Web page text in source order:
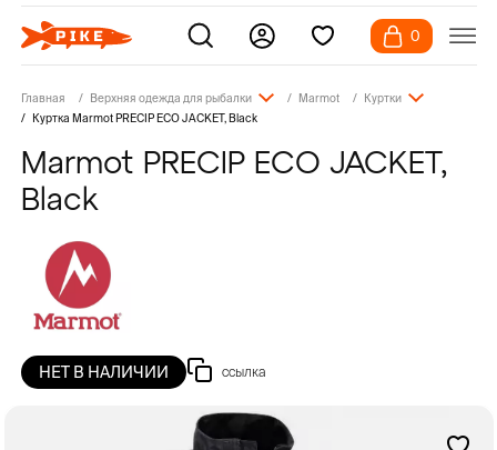
0
Главная Верхняя одежда для рыбалки Marmot
Куртки
Куртка Marmot PRECIP ECO JACKET, Black
Marmot PRECIP ECO JACKET,
Black
НЕТ В НАЛИЧИИ ссылка